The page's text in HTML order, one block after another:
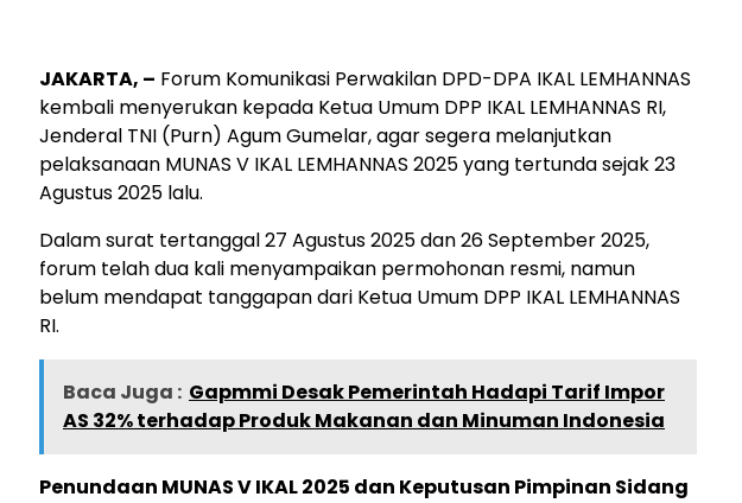
JAKARTA, – Forum Komunikasi Perwakilan DPD-DPA IKAL LEMHANNAS
kembali menyerukan kepada Ketua Umum DPP IKAL LEMHANNAS RI,
Jenderal TNI (Purn) Agum Gumelar, agar segera melanjutkan
pelaksanaan MUNAS V IKAL LEMHANNAS 2025 yang tertunda sejak 23
Agustus 2025 lalu.
Dalam surat tertanggal 27 Agustus 2025 dan 26 September 2025,
forum telah dua kali menyampaikan permohonan resmi, namun
belum mendapat tanggapan dari Ketua Umum DPP IKAL LEMHANNAS
RI.
Baca Juga : Gapmmi Desak Pemerintah Hadapi Tarif Impor
AS 32% terhadap Produk Makanan dan Minuman Indonesia
Penundaan MUNAS V IKAL 2025 dan Keputusan Pimpinan Sidang